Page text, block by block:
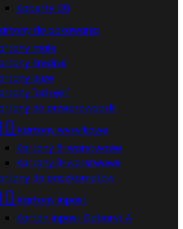
Koperty C6
do pakowania
małe
średnie
duże
"od ręki"
do przeprowadzki
 Kartony wysyłkowe
Kartony 5-warstwowe
Kartony 3-warstwowe
do paczkomatów
 Kartony inpost
Karton Inpost Gabaryt A